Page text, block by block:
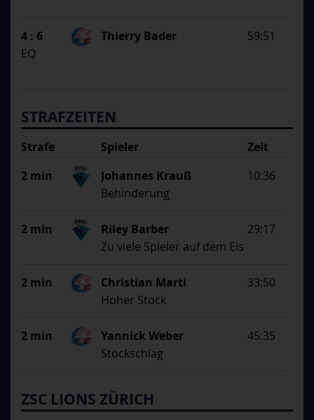
4 : 6 59:51
Thierry Bader
EQ
STRAFZEITEN
Strafe Zeit
Spieler
Begründung
2 min 10:36
Johannes Krauß
Behinderung
2 min 29:17
Riley Barber
Zu viele Spieler auf dem Eis
2 min 33:50
Christian Marti
Hoher Stock
2 min 45:35
Yannick Weber
Stockschlag
ZSC LIONS ZÜRICH